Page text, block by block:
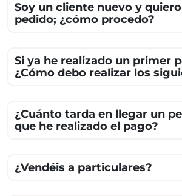
Soy un cliente nuevo y
pedido; ¿cómo procedo?
Si ya he realizado un primer
¿Cómo debo realizar los
¿Cuánto tarda en llegar un
que he realizado el pago?
¿Vendéis a particulares?